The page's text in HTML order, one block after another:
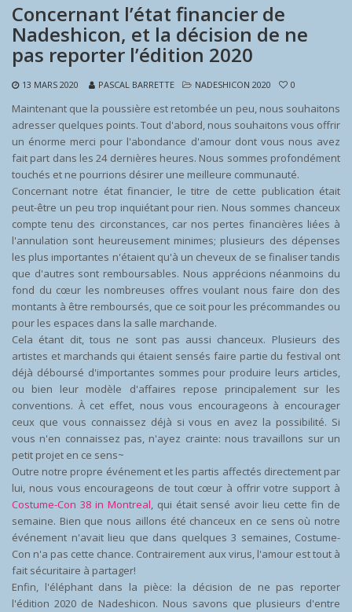
Concernant l’état financier de
Nadeshicon, et la décision de ne
pas reporter l’édition 2020
13 MARS 2020 PASCAL BARRETTE NADESHICON 2020 0
Maintenant que la poussière est retombée un peu, nous souhaitons
adresser quelques points. Tout d'abord, nous souhaitons vous offrir
un énorme merci pour l'abondance d'amour dont vous nous avez
fait part dans les 24 dernières heures. Nous sommes profondément
touchés et ne pourrions désirer une meilleure communauté.
Concernant notre état financier, le titre de cette publication était
peut-être un peu trop inquiétant pour rien. Nous sommes chanceux
compte tenu des circonstances, car nos pertes financières liées à
l'annulation sont heureusement minimes; plusieurs des dépenses
les plus importantes n'étaient qu'à un cheveux de se finaliser tandis
que d'autres sont remboursables. Nous apprécions néanmoins du
fond du cœur les nombreuses offres voulant nous faire don des
montants à être remboursés, que ce soit pour les précommandes ou
pour les espaces dans la salle marchande.
Cela étant dit, tous ne sont pas aussi chanceux. Plusieurs des
artistes et marchands qui étaient sensés faire partie du festival ont
déjà déboursé d'importantes sommes pour produire leurs articles,
ou bien leur modèle d'affaires repose principalement sur les
conventions. À cet effet, nous vous encourageons à encourager
ceux que vous connaissez déjà si vous en avez la possibilité. Si
vous n'en connaissez pas, n'ayez crainte: nous travaillons sur un
petit projet en ce sens~
Outre notre propre événement et les partis affectés directement par
lui, nous vous encourageons de tout cœur à offrir votre support à
Costume-Con 38 in Montreal, qui était sensé avoir lieu cette fin de
semaine. Bien que nous aillons été chanceux en ce sens où notre
événement n'avait lieu que dans quelques 3 semaines, Costume-
Con n'a pas cette chance. Contrairement aux virus, l'amour est tout à
fait sécuritaire à partager!
Enfin, l'éléphant dans la pièce: la décision de ne pas reporter
l'édition 2020 de Nadeshicon. Nous savons que plusieurs d'entre